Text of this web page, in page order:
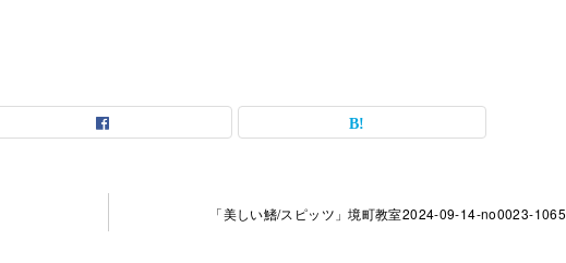
「美しい鰭/スピッツ」境町教室2024-09-14-­no0023-­1065